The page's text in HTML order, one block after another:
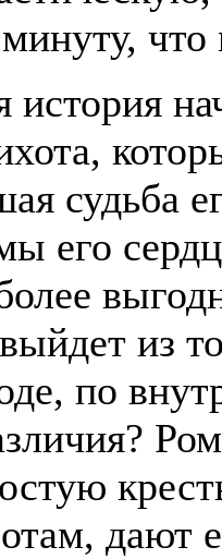
история
судьба
его
из
по
дают